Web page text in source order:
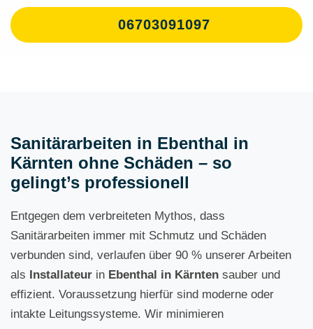
06703091097
Sanitärarbeiten in Ebenthal in
Kärnten ohne Schäden – so
gelingt’s professionell
Entgegen dem verbreiteten Mythos, dass
Sanitärarbeiten immer mit Schmutz und Schäden
verbunden sind, verlaufen über 90 % unserer Arbeiten
als Installateur in Ebenthal in Kärnten sauber und
effizient. Voraussetzung hierfür sind moderne oder
intakte Leitungssysteme. Wir minimieren